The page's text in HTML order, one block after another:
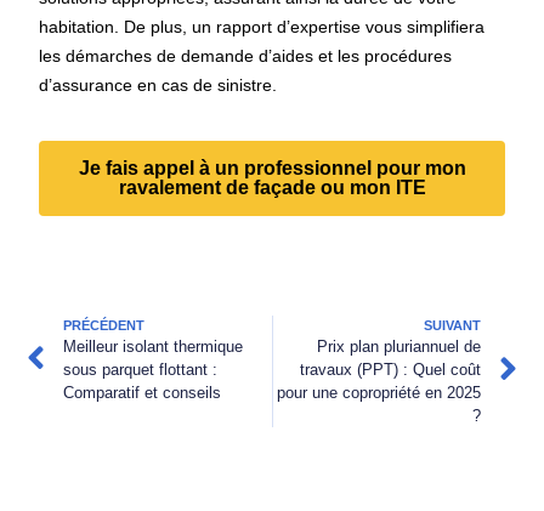
habitation. De plus, un rapport d’expertise vous simplifiera
les démarches de demande d’aides et les procédures
d’assurance en cas de sinistre.
Je fais appel à un professionnel pour mon
ravalement de façade ou mon ITE
PRÉCÉDENT
Meilleur isolant thermique
sous parquet flottant :
Comparatif et conseils
SUIVANT
Prix plan pluriannuel de
travaux (PPT) : Quel coût
pour une copropriété en 2025
?